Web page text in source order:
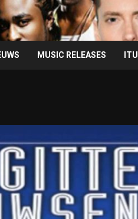
MUSIC RELEASES
Taylor Swift
Kelce